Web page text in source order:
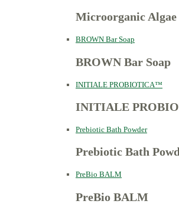
Microorganic Algae
BROWN Bar Soap
BROWN Bar Soap
INITIALE PROBIOTICA™
INITIALE
Prebiotic Bath Powder
Prebiotic Bath
PreBio BALM
PreBio BALM